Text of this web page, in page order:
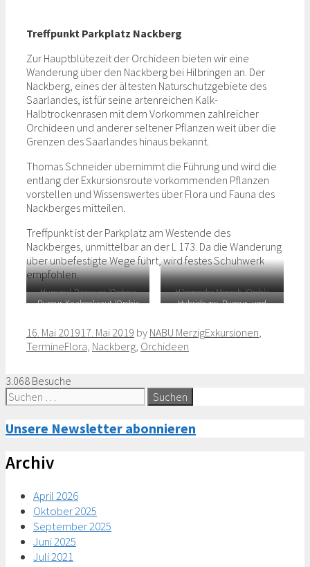
Treffpunkt Parkplatz Nackberg
Zur Hauptblütezeit der Orchideen bieten wir eine
Wanderung über den Nackberg bei Hilbringen an. Der
Nackberg, eines der ältesten Naturschutzgebiete des
Saarlandes, ist für seine artenreichen Kalk-
Halbtrockenrasen mit dem Vorkommen zahlreicher
Orchideen und anderer seltener Pflanzen weit über die
Grenzen des Saarlandes hinaus bekannt.
Thomas Schneider übernimmt die Führung und wird die
entlang der Exkursionsroute vorkommenden Pflanzen
vorstellen und Wissenswertes über Flora und Fauna des
Nackberges mitteilen.
Treffpunkt ist der Parkplatz am Westende des
Nackberges, unmittelbar an der L 173. Da die Wanderung
über unbefestigte Wege führt, wird festes Schuhwerk
empfohlen.
Hummel-Ragwurz (Ophrys
holoserica) Foto: T. Schneider
Hängender Mensch (Orchis
anthropophora) Foto: T.
Purpur-Knabenkraut (Orchis
Hybride zw. Purpur- und
16. Mai 201917. Mai 2019 by NABU MerzigCategories
Exkursionen
TermineTags
Flora Nackberg Orchideen
3.068 Besuche
Suche
nach:
Unsere Newsletter abonnieren
Archiv
April 2026
Oktober 2025
September 2025
Juni 2025
Juli 2021